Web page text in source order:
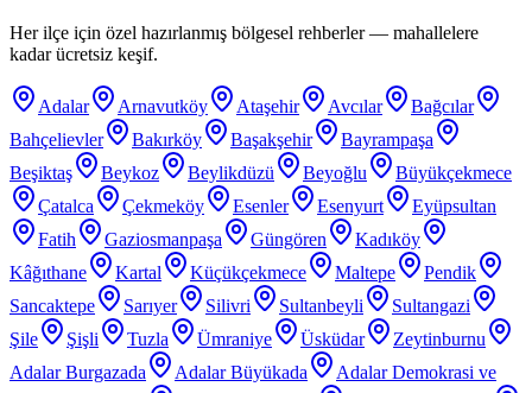
Her ilçe için özel hazırlanmış bölgesel rehberler — mahallelere
kadar ücretsiz keşif.
Adalar Arnavutköy Ataşehir Avcılar
Bağcılar
Bahçelievler
Bakırköy Başakşehir
Bayrampaşa
Beşiktaş
Beykoz Beylikdüzü Beyoğlu
Büyükçekmece
Çatalca
Çekmeköy Esenler Esenyurt
Eyüpsultan
Fatih
Gaziosmanpaşa Güngören
Kadıköy
Kâğıthane
Kartal Küçükçekmece Maltepe
Pendik
Sancaktepe
Sarıyer Silivri Sultanbeyli
Sultangazi
Şile
Şişli Tuzla Ümraniye Üsküdar
Zeytinburnu
Adalar Burgazada
Adalar Büyükada
Adalar Demokrasi ve